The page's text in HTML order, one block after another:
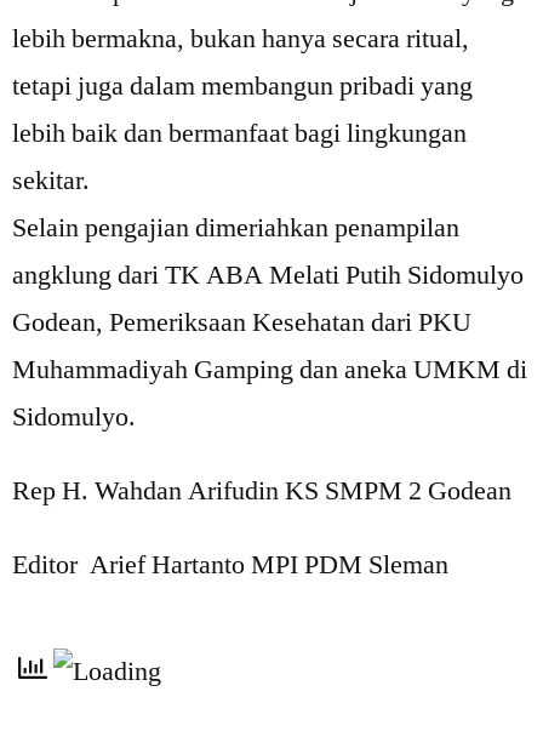
lebih bermakna, bukan hanya secara ritual,
tetapi juga dalam membangun pribadi yang
lebih baik dan bermanfaat bagi lingkungan
sekitar.
Selain pengajian dimeriahkan penampilan
angklung dari TK ABA Melati Putih Sidomulyo
Godean, Pemeriksaan Kesehatan dari PKU
Muhammadiyah Gamping dan aneka UMKM di
Sidomulyo.
Rep H. Wahdan Arifudin KS SMPM 2 Godean
Editor Arief Hartanto MPI PDM Sleman